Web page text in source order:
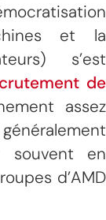
et la
s’est
de
assez
souvent en
d’AMD